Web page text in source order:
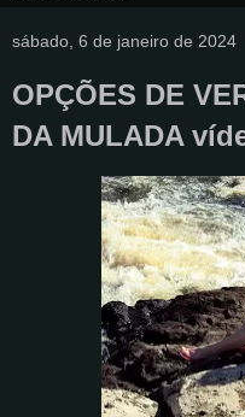
sábado, 6 de janeiro de 2024
OPÇÕES DE
DA MULADA